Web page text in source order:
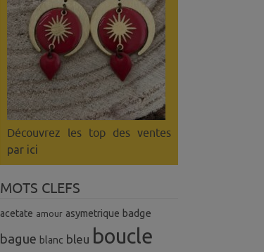
Découvrez les top des ventes
par ici
MOTS CLEFS
acetate amour asymetrique badge
bague blanc bleu boucle